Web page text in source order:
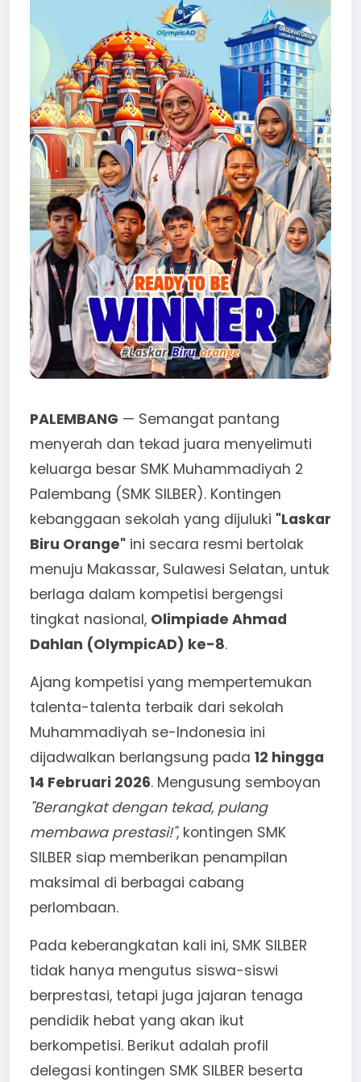
PALEMBANG — Semangat pantang
menyerah dan tekad juara menyelimuti
keluarga besar SMK Muhammadiyah 2
Palembang (SMK SILBER). Kontingen
kebanggaan sekolah yang dijuluki "Laskar
Biru Orange" ini secara resmi bertolak
menuju Makassar, Sulawesi Selatan, untuk
berlaga dalam kompetisi bergengsi
tingkat nasional, Olimpiade Ahmad
Dahlan (OlympicAD) ke-8.
Ajang kompetisi yang mempertemukan
talenta-talenta terbaik dari sekolah
Muhammadiyah se-Indonesia ini
dijadwalkan berlangsung pada 12 hingga
14 Februari 2026. Mengusung semboyan
"Berangkat dengan tekad, pulang
membawa prestasi!", kontingen SMK
SILBER siap memberikan penampilan
maksimal di berbagai cabang
perlombaan.
Pada keberangkatan kali ini, SMK SILBER
tidak hanya mengutus siswa-siswi
berprestasi, tetapi juga jajaran tenaga
pendidik hebat yang akan ikut
berkompetisi. Berikut adalah profil
delegasi kontingen SMK SILBER beserta